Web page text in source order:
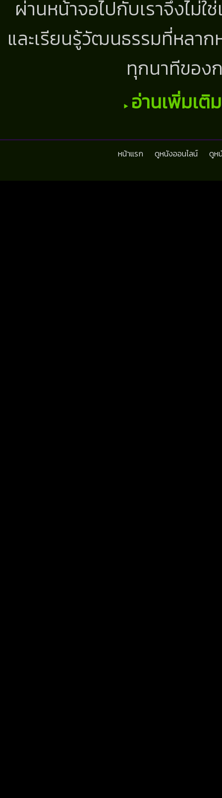
ผ่านหน้าจอไปกับเราจึงไม่
และเรียนรู้วัฒนธรรมที่หลา
ทุกนาทีขอ
อ่านเพิ่มเติ
หน้าแรก ดูหนังออนไลน์ ดูห